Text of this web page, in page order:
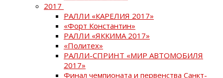
2017
РАЛЛИ «КАРЕЛИЯ 2017»
«Форт Константин»
РАЛЛИ «ЯККИМА 2017»
«Политех»
РАЛЛИ-СПРИНТ «МИР АВТОМОБИЛЯ
2017»
Финал чемпионата и первенства Санкт-